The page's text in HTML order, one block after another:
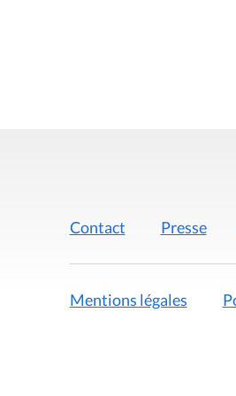
Contact Presse
Mentions légales